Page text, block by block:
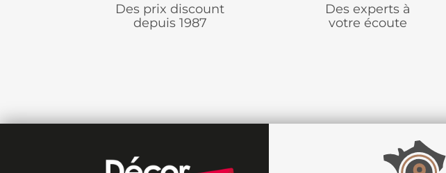
Des prix discount
depuis 1987
Des experts à
votre écoute